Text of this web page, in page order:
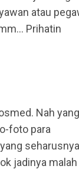
atau
Prihatin
Nah yang
foto para
seharusnya
jadinya malah